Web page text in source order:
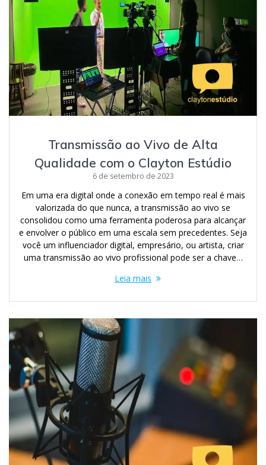
Transmissão ao Vivo de Alta
Qualidade com o Clayton Estúdio
6 de setembro de 2023
Em uma era digital onde a conexão em tempo real é mais
valorizada do que nunca, a transmissão ao vivo se
consolidou como uma ferramenta poderosa para alcançar
e envolver o público em uma escala sem precedentes. Seja
você um influenciador digital, empresário, ou artista, criar
uma transmissão ao vivo profissional pode ser a chave…
Leia mais